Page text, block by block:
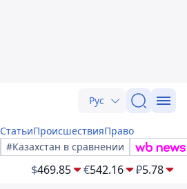
Рус
СтатьиПроисшествияПраво
#Казахстан в сравнении
$469.85 €542.16 ₽5.78